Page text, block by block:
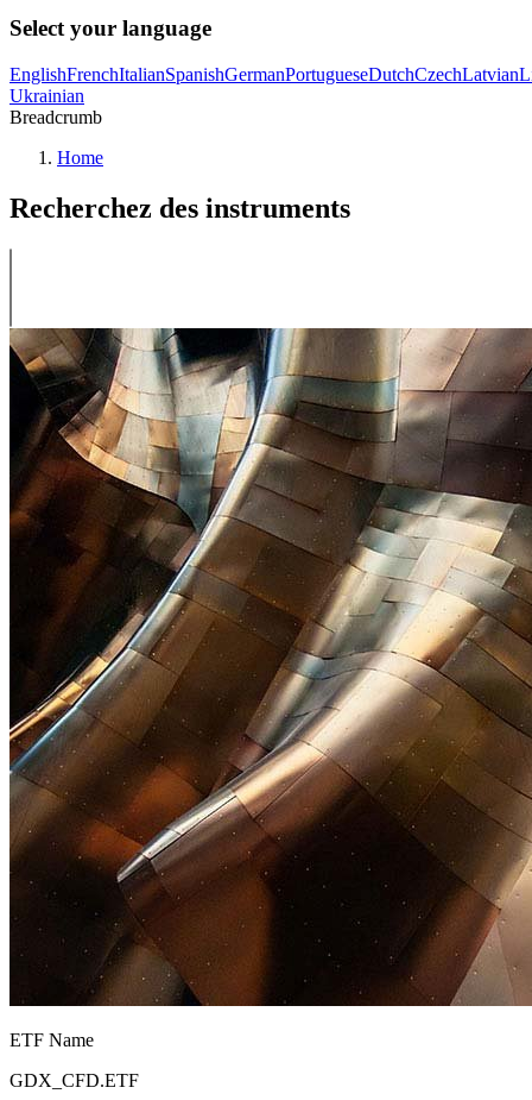
Select your language
EnglishFrenchItalianSpanishGermanPortugueseDutchCzechLatvian
Ukrainian
Breadcrumb
Home
Recherchez des instruments
ETF Name
GDX_CFD.ETF